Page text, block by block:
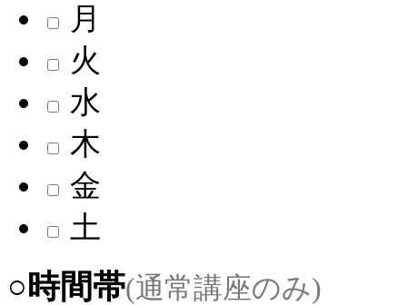
月
火
水
木
金
土
○時間帯(通常講座のみ)